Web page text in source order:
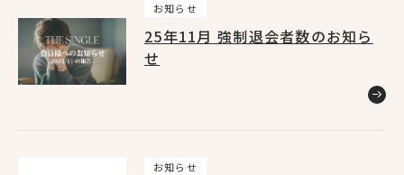
お知らせ
キャンペーン
お知らせ
25年11月 強制退会者数のお知ら
せ
お知らせ